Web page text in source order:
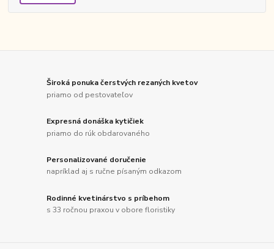
Široká ponuka čerstvých rezaných kvetov
priamo od pestovateľov
Expresná donáška kytičiek
priamo do rúk obdarovaného
Personalizované doručenie
napríklad aj s ručne písaným odkazom
Rodinné kvetinárstvo s príbehom
s 33 ročnou praxou v obore floristiky